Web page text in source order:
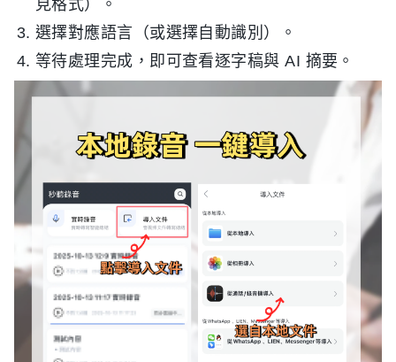
見格式）。
選擇對應語言（或選擇自動識別）。
等待處理完成，即可查看逐字稿與 AI 摘要。